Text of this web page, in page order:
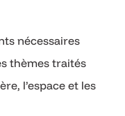
nécessaires
thèmes traités
l’espace et les